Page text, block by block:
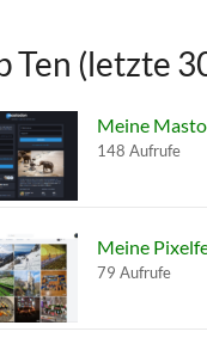
Ten (letzte
Meine
148 Aufrufe
Meine
79 Aufrufe